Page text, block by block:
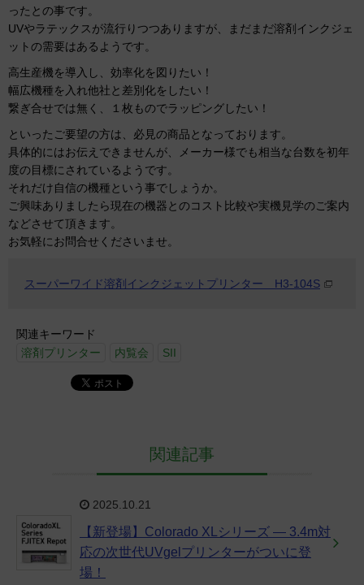
ったとの事です。
UVやラテックスが流行りつつありますが、まだまだ溶剤インクジェ
ットの需要はあるようです。
高生産機を導入し、効率化を図りたい！
幅広機種を入れ他社と差別化をしたい！
繋ぎ合せでは無く、１枚ものでラッピングしたい！
といったご要望の方は、必見の商品となっております。
具体的にはお伝えできませんが、メーカー様でも相当な台数を初年
度の目標にされているようです。
それだけ自信の機種という事でしょうか。
ご興味ありましたら現在の機器とのコスト比較や実機見学のご案内
などさせて頂きます。
お気軽にお問合せくださいませ。
スーパーワイド溶剤インクジェットプリンター H3-104S
関連キーワード
溶剤プリンター
内覧会 SII
関連記事
2025.10.21
【新登場】Colorado XLシリーズ ― 3.4m対
応の次世代UVgelプリンターがついに登
場！